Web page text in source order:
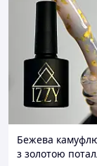
Бежева
з золотою